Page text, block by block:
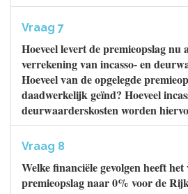
Vraag 7
Hoeveel levert de premieopslag nu
verrekening van incasso- en
Hoeveel van de opgelegde
daadwerkelijk geïnd? Hoeveel
deurwaarderskosten worden
Vraag 8
Welke financiële gevolgen heeft
premieopslag naar 0% voor de